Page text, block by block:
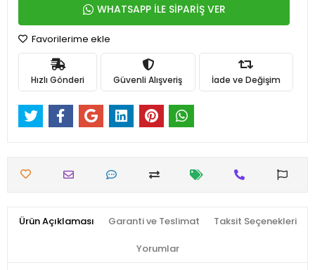
WHATSAPP İLE SİPARİŞ VER
Favorilerime ekle
Hızlı Gönderi Güvenli Alışveriş İade ve Değişim
Ürün Açıklaması Garanti ve Teslimat Taksit Seçenekleri
Yorumlar